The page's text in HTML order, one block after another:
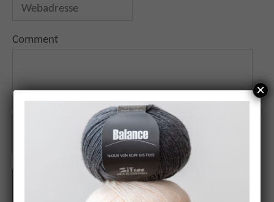
Comment
×